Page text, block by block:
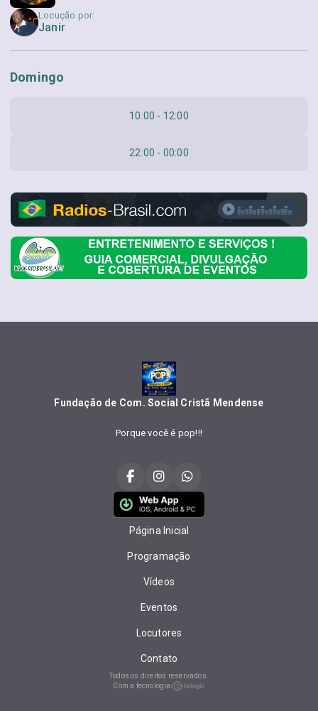
Locução por:
Janir
Domingo
10:00 - 12:00
22:00 - 00:00
Fundação de Com. Social Cristã Mendense
Porque você é pop!!!
Página Inicial
Programação
Vídeos
Eventos
Locutores
Contato
Todos os direitos reservados.
Com a tecnologia